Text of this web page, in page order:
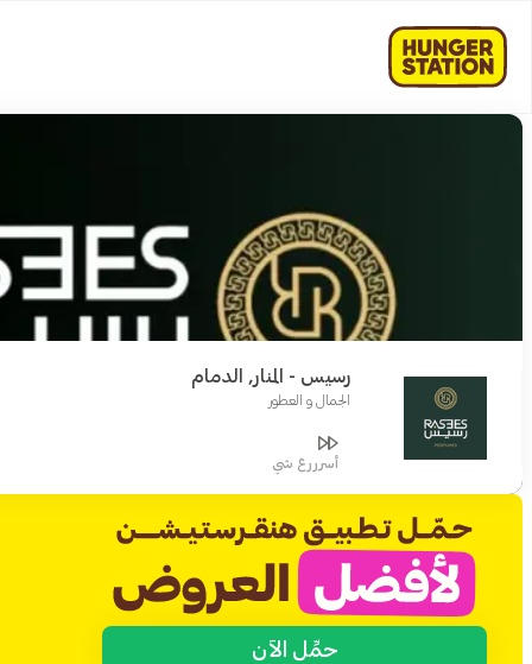
رسيس - المنار, الدمام
الجمال و العطور
أسرررع شي
حمِّل الآن